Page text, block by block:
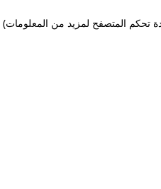
تحكم المتصفح لمزيد من المعلومات)